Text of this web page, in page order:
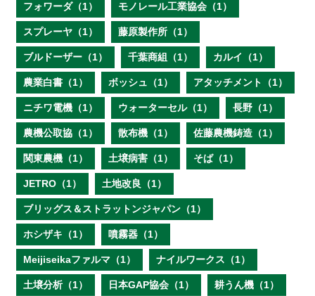
フォワーダ（1） モノレール工業協会（1）
スプレーヤ（1） 藤原製作所（1）
ブルドーザー（1） 千葉商組（1） カルイ（1）
農業白書（1） ボッシュ（1） アタッチメント（1）
ニチワ電機（1） ウォーターセル（1） 長野（1）
農機公取協（1） 散布機（1） 佐藤農機鋳造（1）
関東農機（1） 土壌病害（1） そば（1）
JETRO（1） 土地改良（1）
ブリッグス＆ストラットンジャパン（1）
ホシザキ（1） 噴霧器（1）
Meijiseikaファルマ（1） ナイルワークス（1）
土壌分析（1） 日本GAP協会（1） 耕うん機（1）